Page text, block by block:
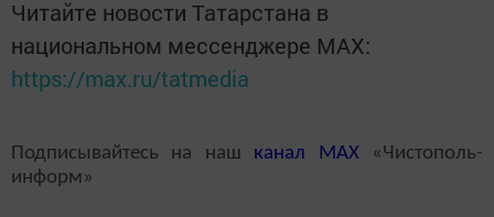
Читайте новости Татарстана в
национальном мессенджере MАХ:
https://max.ru/tatmedia
Подписывайтесь на наш канал MAX«Чистополь-
информ»